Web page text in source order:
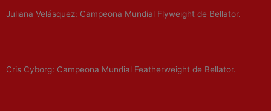
Juliana Velásquez: Campeona Mundial Flyweight de Bellator.
Cris Cyborg: Campeona Mundial Featherweight de Bellator.